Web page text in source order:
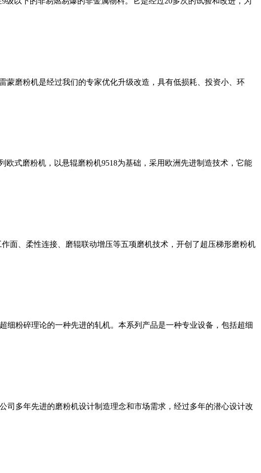
蒙磨粉机是经过我们的专家优化升级改造，具有低损耗、投资小、环
式磨粉机，以悬辊磨粉机9518为基础，采用欧洲先进制造技术，它能
面、柔性连接、磨辊联动增压等五项磨机技术，开创了超压梯形磨粉机
粉碎理论的一种先进的轧机。本系列产品是一种专业设备，包括超细
多年先进的磨粉机设计制造理念和市场需求，经过多年的潜心设计改